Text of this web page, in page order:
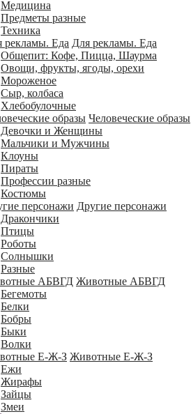
Медицина
Предметы разные
Техника
Для рекламы. Еда
Общепит: Кофе, Пицца, Шаурма
Овощи, фрукты, ягоды, орехи
Мороженое
Сыр, колбаса
Хлебобулочные
Человеческие образы
Девочки и Женщины
Мальчики и Мужчины
Клоуны
Пираты
Профессии разные
Костюмы
Другие персонажи
Дракончики
Птицы
Роботы
Солнышки
Разные
Животные АБВГД
Бегемоты
Белки
Бобры
Быки
Волки
Животные Е-Ж-З
Ежи
Жирафы
Зайцы
Змеи